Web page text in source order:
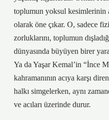
toplumun yoksul kesimlerinin
olarak öne çıkar. O, sadece
zorluklarını, toplumun
dünyasında büyüyen birer
Ya da Yaşar Kemal’in “İnce
kahramanının acıya karşı
halkı simgelerken, aynı
ve acıları üzerinde durur.